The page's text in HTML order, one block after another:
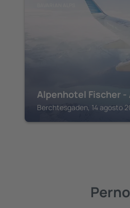
Alpenhotel Fischer -
Berchtesgaden, 14 agosto